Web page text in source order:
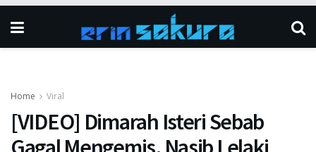
Home Viral
[VIDEO] Dimarah Isteri Sebab